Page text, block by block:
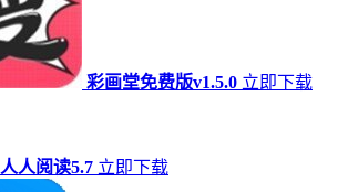
彩画堂免费版v1.5.0 立即下载
人人阅读5.7 立即下载